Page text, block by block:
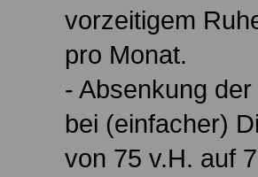
vorzeitigem
pro Monat.
- Absenkung
bei (einfacher)
von 75 v.H. auf